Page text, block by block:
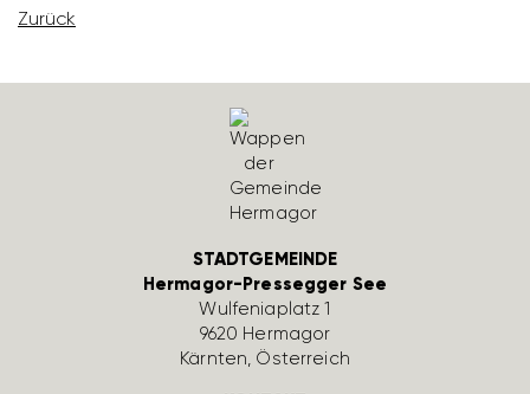
Zurück
STADTGEMEINDE
Hermagor-Pressegger See
Wulfe­nia­platz 1
9620 Hermagor
Kärnten, Öster­reich